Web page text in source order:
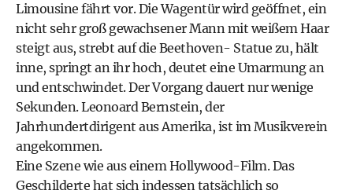
Limousine fährt vor. Die Wagentür wird geöffnet, ein
nicht sehr groß gewachsener Mann mit weißem Haar
steigt aus, strebt auf die Beethoven- Statue zu, hält
inne, springt an ihr hoch, deutet eine Umarmung an
und entschwindet. Der Vorgang dauert nur wenige
Sekunden. Leonoard Bernstein, der
Jahrhundertdirigent aus Amerika, ist imMusikverein
angekommen.
Eine Szene wie aus einem Hollywood-Film. Das
Geschilderte hat sich indessen tatsächlich so